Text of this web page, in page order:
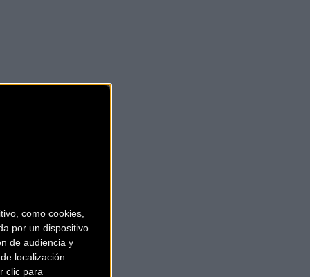
como cookies,
por un dispositivo
de audiencia y
localización
clic para